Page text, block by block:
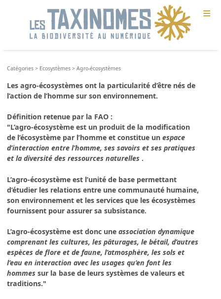
≡
Catégories > Ecosystèmes >Agro-écosystèmes
Lesagro-écosystèmes ont la particularité d’être nés de
l’action de l’homme sur son environnement.
Définition retenue par la FAO :
"L’agro-écosystème est un produit de la modification
de l’écosystème par l’homme et constitue unespace
d’interaction entre l’homme, ses savoirs et ses pratiques
et la diversité des ressources naturelles .
L’agro-écosystème est l’unité de base permettant
d’étudier les relations entre une communauté humaine,
son environnement et les services que les écosystèmes
fournissent pour assurer sa subsistance.
L’agro-écosystème est donc une association dynamique
comprenant les cultures, les pâturages, le bétail, d’autres
espèces de flore et de faune, l’atmosphère, les sols et
l’eau en interaction avec les usages qu’en font les
hommes sur la base de leurs systèmes de valeurs et
traditions."